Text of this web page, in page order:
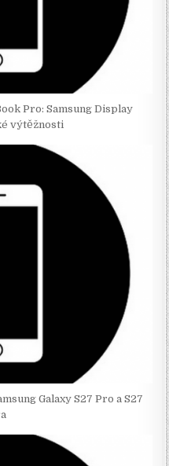
Pro: Samsung Display
výtěžnosti
Galaxy S27 Pro a S27